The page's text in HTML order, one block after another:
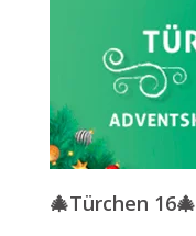
🎄Türchen 16🎄